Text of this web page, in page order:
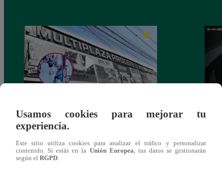
Asesinan a comerciante ferretero dentro de
galería en San Juan de Lurigancho
Usamos cookies para mejorar tu
experiencia.
Este sitio utiliza cookies para analizar el tráfico y personalizar
contenido. Si estás en la Unión Europea , tus datos se gestionarán
según el RGPD